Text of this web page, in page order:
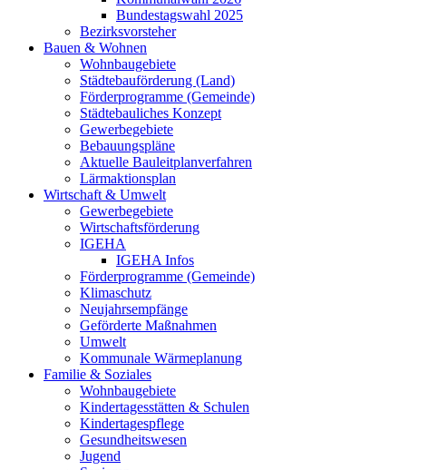
Bundestagswahl 2025
Bezirksvorsteher
Bauen & Wohnen
Wohnbaugebiete
Städtebauförderung (Land)
Förderprogramme (Gemeinde)
Städtebauliches Konzept
Gewerbegebiete
Bebauungspläne
Aktuelle Bauleitplanverfahren
Lärmaktionsplan
Wirtschaft & Umwelt
Gewerbegebiete
Wirtschaftsförderung
IGEHA
IGEHA Infos
Förderprogramme (Gemeinde)
Klimaschutz
Neujahrsempfänge
Geförderte Maßnahmen
Umwelt
Kommunale Wärmeplanung
Familie & Soziales
Wohnbaugebiete
Kindertagesstätten & Schulen
Kindertagespflege
Gesundheitswesen
Jugend